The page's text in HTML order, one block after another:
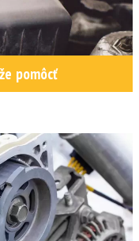
pomôcť